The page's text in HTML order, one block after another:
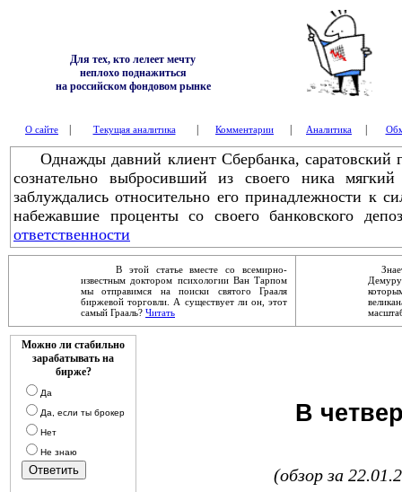
Для тех, кто лелеет мечту
неплохо поднажиться
на российском фондовом рынке
О сайте Текущая аналитика Комментарии Аналитика
Однажды давний клиент Сбербанка, саратовский
сознательно выбросивший из своего ника
заблуждались относительно его принадлежности к
набежавшие проценты со своего банковского
ответственности
В этой статье вместе со всемирно-
известным доктором психологии Ван Тарпом
мы отправимся на поиски святого Грааля
биржевой торговли. А существует ли он, этот
самый Грааль? Читать
Можно ли стабильно
зарабатывать на
бирже?
Да
Да, если ты брокер
Нет
Не знаю
В
(обзор за